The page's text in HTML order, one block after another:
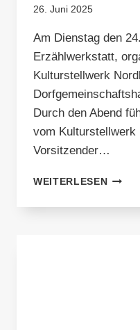
26. Juni 2025
Am Dienstag den
Erzählwerkstatt,
Kulturstellwerk
Durch den Abend
vom Kulturstellwerk
Vorsitzender…
WEITERLESEN